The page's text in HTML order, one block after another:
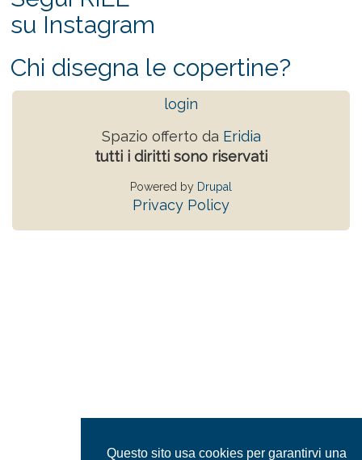
Questo sito usa cookies per garantirvi una
su Instagram
Chi disegna le copertine?
login
Spazio offerto da Eridia
tutti i diritti sono riservati
Powered by Drupal
Privacy Policy